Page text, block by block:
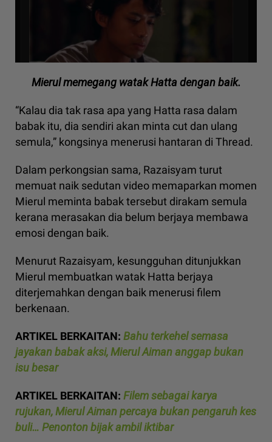
Mierul memegang watak Hatta dengan baik.
“Kalau dia tak rasa apa yang Hatta rasa dalam
babak itu, dia sendiri akan minta cut dan ulang
semula,” kongsinya menerusi hantaran di Thread.
Dalam perkongsian sama, Razaisyam turut
memuat naik sedutan video memaparkan momen
Mierul meminta babak tersebut dirakam semula
kerana merasakan dia belum berjaya membawa
emosi dengan baik.
Menurut Razaisyam, kesungguhan ditunjukkan
Mierul membuatkan watak Hatta berjaya
diterjemahkan dengan baik menerusi filem
berkenaan.
ARTIKEL BERKAITAN: Bahu terkehel semasa
jayakan babak aksi, Mierul Aiman anggap bukan
isu besar
ARTIKEL BERKAITAN: Filem sebagai karya
rujukan, Mierul Aiman percaya bukan pengaruh kes
buli… Penonton bijak ambil iktibar